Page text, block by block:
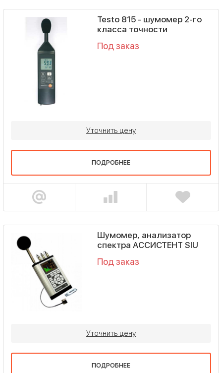
Testo 815 - шумомер 2-го
класса точности
Под заказ
Уточнить цену
ПОДРОБНЕЕ
Шумомер, анализатор
спектра АССИСТЕНТ SIU
Под заказ
Уточнить цену
ПОДРОБНЕЕ